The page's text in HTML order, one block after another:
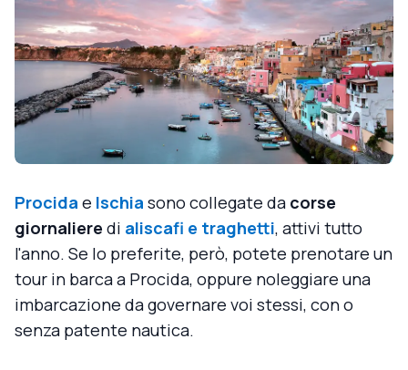
Procida e Ischia sono collegate da corse
giornaliere di aliscafi e traghetti, attivi tutto
l'anno. Se lo preferite, però, potete prenotare un
tour in barca a Procida, oppure noleggiare una
imbarcazione da governare voi stessi, con o
senza patente nautica.